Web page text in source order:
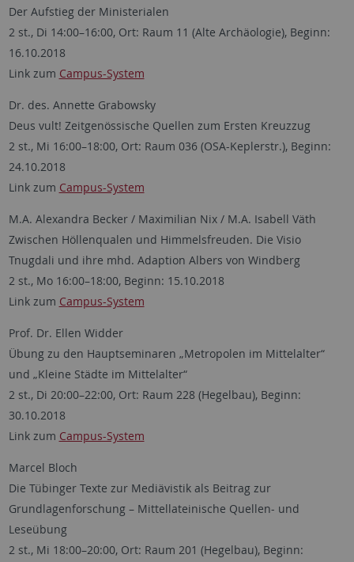
Der Aufstieg der Ministerialen
2 st., Di 14:00–16:00, Ort: Raum 11 (Alte Archäologie), Beginn:
16.10.2018
Link zum Campus-System
Dr. des. Annette Grabowsky
Deus vult! Zeitgenössische Quellen zum Ersten Kreuzzug
2 st., Mi 16:00–18:00, Ort: Raum 036 (OSA-Keplerstr.), Beginn:
24.10.2018
Link zum Campus-System
M.A. Alexandra Becker / Maximilian Nix / M.A. Isabell Väth
Zwischen Höllenqualen und Himmelsfreuden. Die Visio
Tnugdali und ihre mhd. Adaption Albers von Windberg
2 st., Mo 16:00–18:00, Beginn: 15.10.2018
Link zum Campus-System
Prof. Dr. Ellen Widder
Übung zu den Hauptseminaren „Metropolen im Mittelalter“
und „Kleine Städte im Mittelalter“
2 st., Di 20:00–22:00, Ort: Raum 228 (Hegelbau), Beginn:
30.10.2018
Link zum Campus-System
Marcel Bloch
Die Tübinger Texte zur Mediävistik als Beitrag zur
Grundlagenforschung – Mittellateinische Quellen- und
Leseübung
2 st., Mi 18:00–20:00, Ort: Raum 201 (Hegelbau), Beginn: